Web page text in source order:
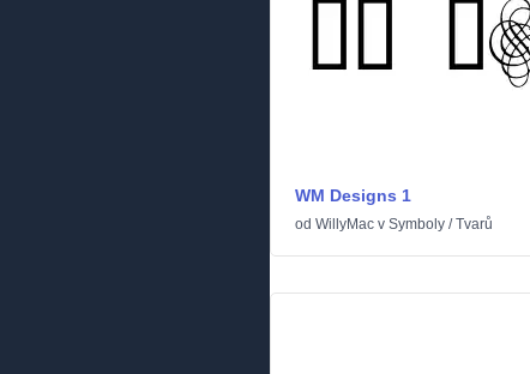
WM Designs 1
od WillyMac v Symboly /Tvarů